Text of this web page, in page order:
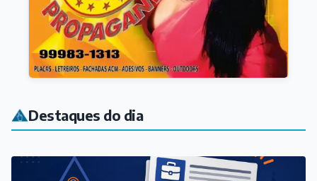
Destaques do dia